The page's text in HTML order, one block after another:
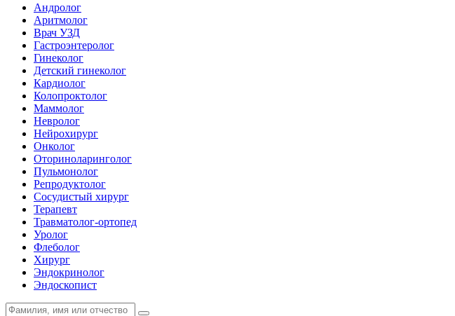
Андролог
Аритмолог
Врач УЗД
Гастроэнтеролог
Гинеколог
Детский гинеколог
Кардиолог
Колопроктолог
Маммолог
Невролог
Нейрохирург
Онколог
Оториноларинголог
Пульмонолог
Репродуктолог
Сосудистый хирург
Терапевт
Травматолог-ортопед
Уролог
Флеболог
Хирург
Эндокринолог
Эндоскопист